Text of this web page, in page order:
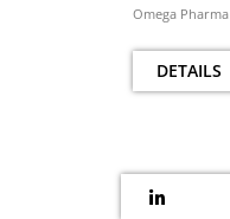
Omega Pharma
DETAILS